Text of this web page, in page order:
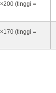
(tinggi =
(tinggi =